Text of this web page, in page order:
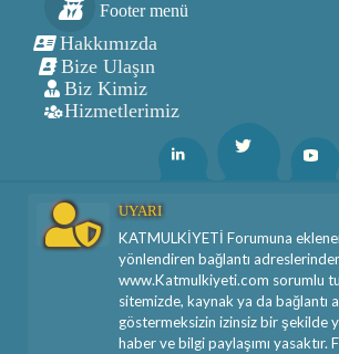
Footer menü
Hakkımızda
Bize Ulaşın
Biz Kimiz
Hizmetlerimiz
Linkedin Twitter
UYARI
KATMULKİYETİ Forumuna
yönlendiren bağlantı
www.Katmulkiyeti.com sorumlu
sitemizde, kaynak ya da bağlantı
göstermeksizin izinsiz bir şekilde
haber ve bilgi paylaşımı yasaktır.